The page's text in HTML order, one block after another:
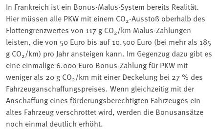
In Frankreich ist ein Bonus-Malus-System bereits Realität.
Hier müssen alle PKW mit einem CO2-Ausstoß oberhalb des
Flottengrenzwertes von 117 g CO2/km Malus-Zahlungen
leisten, die von 50 Euro bis auf 10.500 Euro (bei mehr als 185
g CO2/km) pro Jahr ansteigen kann. Im Gegenzug dazu gibt es
eine einmalige 6.000 Euro Bonus-Zahlung für PKW mit
weniger als 20 g CO2/km mit einer Deckelung bei 27 % des
Fahrzeuganschaffungspreises. Wenn gleichzeitig mit der
Anschaffung eines förderungsberechtigten Fahrzeuges ein
altes Fahrzeug verschrottet wird, werden die Bonusansätze
noch einmal deutlich erhöht.